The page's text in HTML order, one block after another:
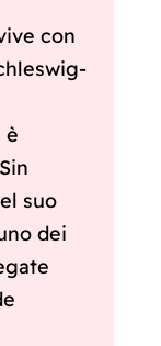
con
è
suo
dei